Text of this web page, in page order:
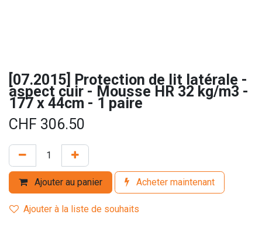
[07.2015] Protection de lit latérale -
aspect cuir - Mousse HR 32 kg/m3 -
177 x 44cm - 1 paire
CHF 306.50
Ajouter au panier Acheter maintenant
Ajouter à la liste de souhaits